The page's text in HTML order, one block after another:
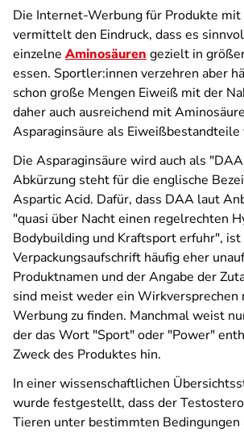
Die Internet-Werbung für Produkte mit
vermittelt den Eindruck, dass es
einzelne Aminosäuren gezielt in
essen. Sportler:innen verzehren aber
schon große Mengen Eiweiß mit der
daher auch ausreichend mit
Asparaginsäure als Eiweißbestandteile
Die Asparaginsäure wird auch als
Abkürzung steht für die englische
Aspartic Acid. Dafür, dass DAA laut
"quasi über Nacht einen regelrechten
Bodybuilding und Kraftsport erfuhr", ist
Verpackungsaufschrift häufig eher
Produktnamen und der Angabe der
sind meist weder ein Wirkversprechen
Werbung zu finden. Manchmal weist
der das Wort "Sport" oder "Power"
Zweck des Produktes hin.
In einer wissenschaftlichen
wurde festgestellt, dass der
Tieren unter bestimmten